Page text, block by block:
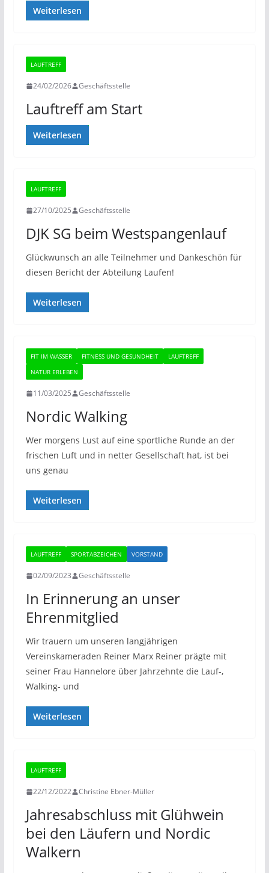
Weiterlesen
LAUFTREFF
24/02/2026 Geschäftsstelle
Lauftreff am Start
Weiterlesen
LAUFTREFF
27/10/2025 Geschäftsstelle
DJK SG beim Westspangenlauf
Glückwunsch an alle Teilnehmer und Dankeschön für
diesen Bericht der Abteilung Laufen!
Weiterlesen
FIT IM WASSER FITNESS UND GESUNDHEIT
LAUFTREFF
NATUR ERLEBEN
11/03/2025 Geschäftsstelle
Nordic Walking
Wer morgens Lust auf eine sportliche Runde an der
frischen Luft und in netter Gesellschaft hat, ist bei
uns genau
Weiterlesen
LAUFTREFF SPORTABZEICHEN VORSTAND
02/09/2023 Geschäftsstelle
In Erinnerung an unser
Ehrenmitglied
Wir trauern um unseren langjährigen
Vereinskameraden Reiner Marx Reiner prägte mit
seiner Frau Hannelore über Jahrzehnte die Lauf-,
Walking- und
Weiterlesen
LAUFTREFF
22/12/2022 Christine Ebner-Müller
Jahresabschluss mit Glühwein
bei den Läufern und Nordic
Walkern